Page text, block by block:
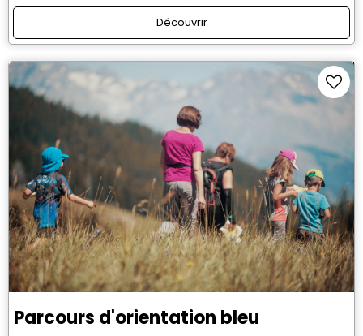
Découvrir
Parcours d'orientation bleu